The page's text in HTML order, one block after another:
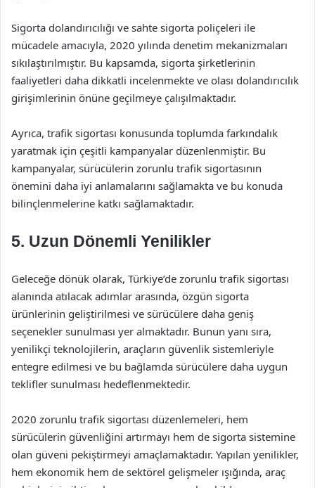
Sigorta dolandırıcılığı ve sahte sigorta poliçeleri ile
mücadele amacıyla, 2020 yılında denetim mekanizmaları
sıkılaştırılmıştır. Bu kapsamda, sigorta şirketlerinin
faaliyetleri daha dikkatli incelenmekte ve olası dolandırıcılık
girişimlerinin önüne geçilmeye çalışılmaktadır.
Ayrıca, trafik sigortası konusunda toplumda farkındalık
yaratmak için çeşitli kampanyalar düzenlenmiştir. Bu
kampanyalar, sürücülerin zorunlu trafik sigortasının
önemini daha iyi anlamalarını sağlamakta ve bu konuda
bilinçlenmelerine katkı sağlamaktadır.
5. Uzun Dönemli Yenilikler
Geleceğe dönük olarak, Türkiye’de zorunlu trafik sigortası
alanında atılacak adımlar arasında, özgün sigorta
ürünlerinin geliştirilmesi ve sürücülere daha geniş
seçenekler sunulması yer almaktadır. Bunun yanı sıra,
yenilikçi teknolojilerin, araçların güvenlik sistemleriyle
entegre edilmesi ve bu bağlamda sürücülere daha uygun
teklifler sunulması hedeflenmektedir.
2020 zorunlu trafik sigortası düzenlemeleri, hem
sürücülerin güvenliğini artırmayı hem de sigorta sistemine
olan güveni pekiştirmeyi amaçlamaktadır. Yapılan yenilikler,
hem ekonomik hem de sektörel gelişmeler ışığında, araç